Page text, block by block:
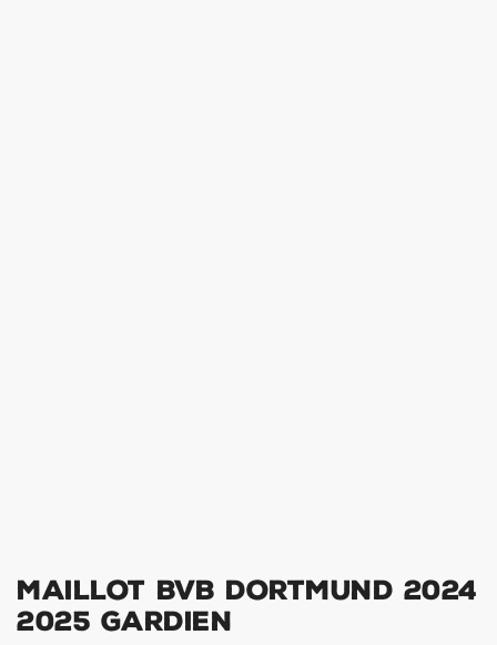
Maillot BVB Dortmund 2024
2025 Gardien